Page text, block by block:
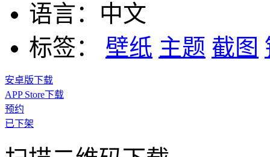
语言： 中文
标签：
壁纸 主题 截图
安卓版下载
APP Store下载
预约
已下架